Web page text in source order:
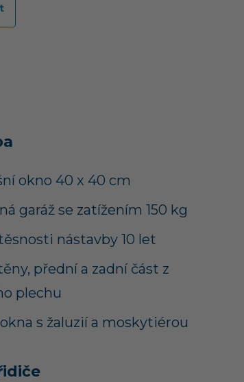
okno 40 x 40 cm
garáž se zatížením 150 kg
nástavby 10 let
přední a zadní část z
plechu
s žaluzií a moskytiérou